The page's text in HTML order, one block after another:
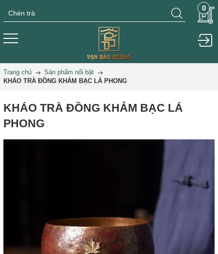
0
Trang chủ
Sản phẩm nổi bật
KHÁO TRÀ ĐỒNG KHẢM BẠC LÁ PHONG
KHÁO TRÀ ĐỒNG KHẢM BẠC LÁ
PHONG